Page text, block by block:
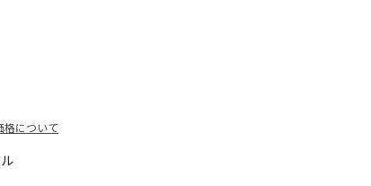
格について